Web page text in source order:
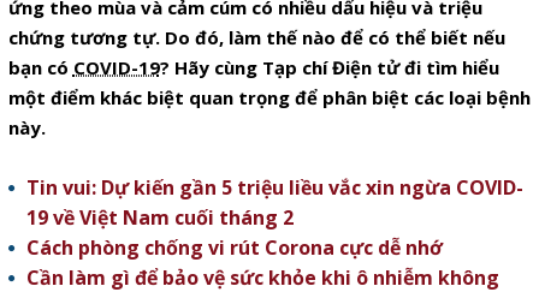
ứng theo mùa và cảm cúm có nhiều dấu hiệu và triệu
chứng tương tự. Do đó, làm thế nào để có thể biết nếu
bạn có COVID-19? Hãy cùng Tạp chí Điện tử đi tìm hiểu
một điểm khác biệt quan trọng để phân biệt các loại bệnh
này.
Tin vui: Dự kiến gần 5 triệu liều vắc xin ngừa COVID-
19 về Việt Nam cuối tháng 2
Cách phòng chống vi rút Corona cực dễ nhớ
Cần làm gì để bảo vệ sức khỏe khi ô nhiễm không